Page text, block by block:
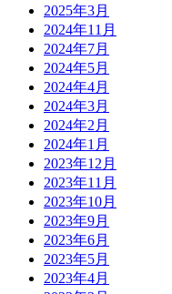
2025年3月
2024年11月
2024年7月
2024年5月
2024年4月
2024年3月
2024年2月
2024年1月
2023年12月
2023年11月
2023年10月
2023年9月
2023年6月
2023年5月
2023年4月